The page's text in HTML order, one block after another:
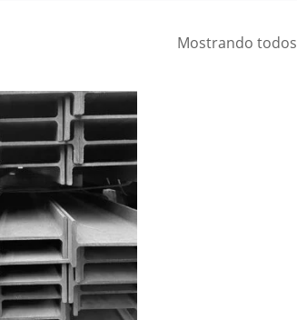
Mostrando